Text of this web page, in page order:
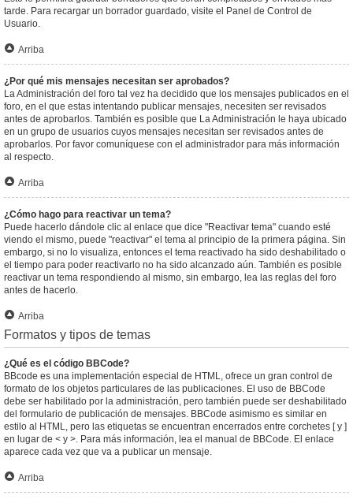
tarde. Para recargar un borrador guardado, visite el Panel de Control de
Usuario.
Arriba
¿Por qué mis mensajes necesitan ser aprobados?
La Administración del foro tal vez ha decidido que los mensajes publicados en el
foro, en el que estas intentando publicar mensajes, necesiten ser revisados
antes de aprobarlos. También es posible que La Administración le haya ubicado
en un grupo de usuarios cuyos mensajes necesitan ser revisados antes de
aprobarlos. Por favor comuníquese con el administrador para más información
al respecto.
Arriba
¿Cómo hago para reactivar un tema?
Puede hacerlo dándole clic al enlace que dice "Reactivar tema" cuando esté
viendo el mismo, puede "reactivar" el tema al principio de la primera página. Sin
embargo, si no lo visualiza, entonces el tema reactivado ha sido deshabilitado o
el tiempo para poder reactivarlo no ha sido alcanzado aún. También es posible
reactivar un tema respondiendo al mismo, sin embargo, lea las reglas del foro
antes de hacerlo.
Arriba
Formatos y tipos de temas
¿Qué es el código BBCode?
BBcode es una implementación especial de HTML, ofrece un gran control de
formato de los objetos particulares de las publicaciones. El uso de BBCode
debe ser habilitado por la administración, pero también puede ser deshabilitado
del formulario de publicación de mensajes. BBCode asimismo es similar en
estilo al HTML, pero las etiquetas se encuentran encerrados entre corchetes [ y ]
en lugar de < y >. Para más información, lea el manual de BBCode. El enlace
aparece cada vez que va a publicar un mensaje.
Arriba